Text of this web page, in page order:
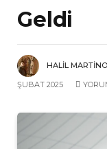
Geldi
HALIL
ŞUBAT 2025